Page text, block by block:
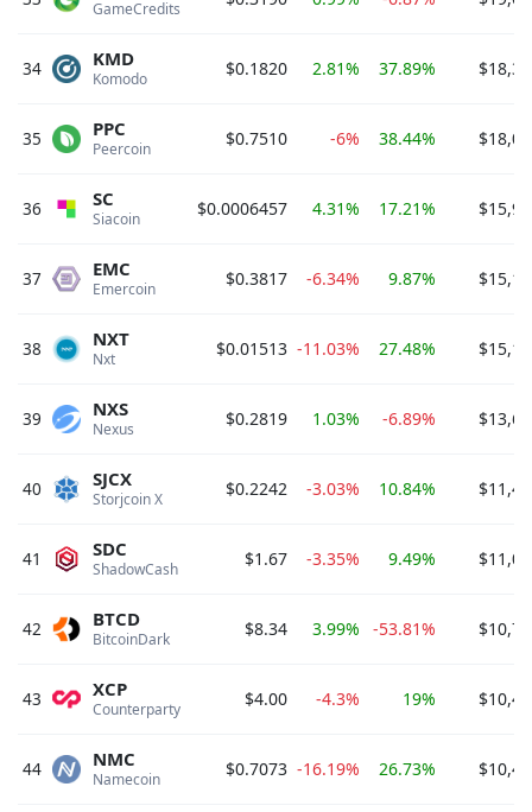
GameCredits
34 Komodo
KMD $0.1820 2.81% 37.89%
35 Peercoin
PPC $0.7510 -6% 38.44%
36 Siacoin
SC $0.0006457 4.31% 17.21%
37 Emercoin
EMC $0.3817 -6.34% 9.87%
38 Nxt
NXT $0.01513 -11.03% 27.48%
39 Nexus
NXS $0.2819 1.03% -6.89%
40 Storjcoin X
SJCX $0.2242 -3.03% 10.84%
41 ShadowCash
SDC $1.67 -3.35% 9.49%
42 BitcoinDark
BTCD $8.34 3.99% -53.81%
43 Counterparty
XCP $4.00 -4.3% 19%
44 Namecoin
NMC $0.7073 -16.19% 26.73%